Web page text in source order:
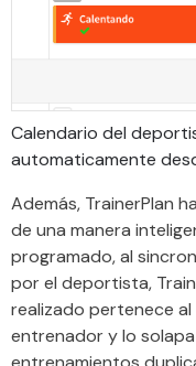
Calendario del
automaticamente
Además, TrainerPlan
de una manera
programado, al
por el deportista,
realizado pertenece
entrenador y lo